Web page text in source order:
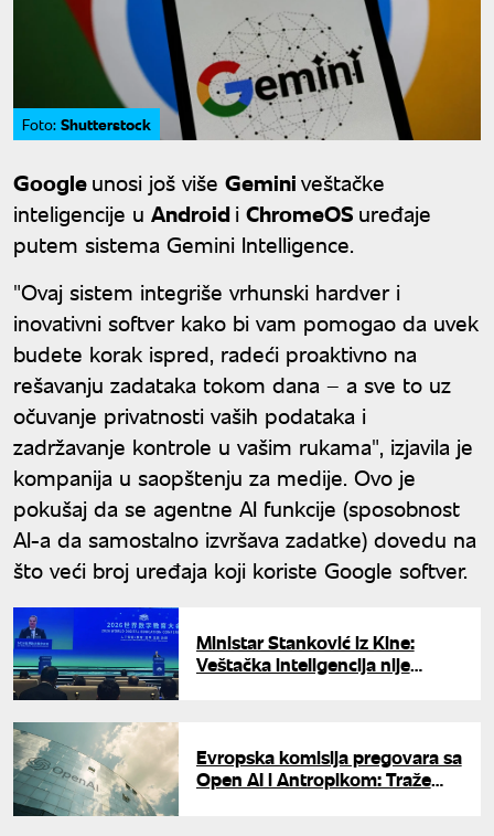
Foto: Shutterstock
Googleunosi još više Geminiveštačke
inteligencije u Androidi ChromeOS uređaje
putem sistema Gemini Intelligence.
"Ovaj sistem integriše vrhunski hardver i
inovativni softver kako bi vam pomogao da uvek
budete korak ispred, radeći proaktivno na
rešavanju zadataka tokom dana – a sve to uz
očuvanje privatnosti vaših podataka i
zadržavanje kontrole u vašim rukama", izjavila je
kompanija u saopštenju za medije. Ovo je
pokušaj da se agentne AI funkcije (sposobnost
AI-a da samostalno izvršava zadatke) dovedu na
što veći broj uređaja koji koriste Google softver.
Ministar Stanković iz Kine:
Veštačka inteligencija nije
Evropska komisija pregovara sa
Open AI i Antropikom: Traže